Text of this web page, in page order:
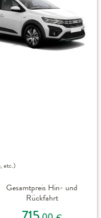
etc.)
Gesamtpreis Hin- und
Rückfahrt